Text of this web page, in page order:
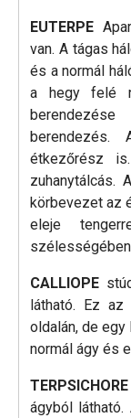
EUTERPE
van. A tágas
és a normál
a hegy felé
berendezés.
étkezőrész
zuhanytálcás.
körbevezet az
eleje
CALLIOPE
látható. Ez
oldalán, de
normál ágy és
TERPSICHORE
ágyból